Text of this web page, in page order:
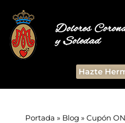
Dolores
y Soledad
Hazte
Portada » Blog » Cupón